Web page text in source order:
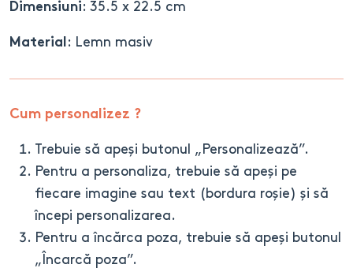
Dimensiuni: 35.5 x 22.5 cm
Material : Lemn masiv
Cum personalizez ?
Trebuie să apeși butonul „Personalizează”.
Pentru a personaliza, trebuie să apeși pe
fiecare imagine sau text (bordura roșie) și să
începi personalizarea.
Pentru a încărca poza, trebuie să apeși butonul
„Încarcă poza”.